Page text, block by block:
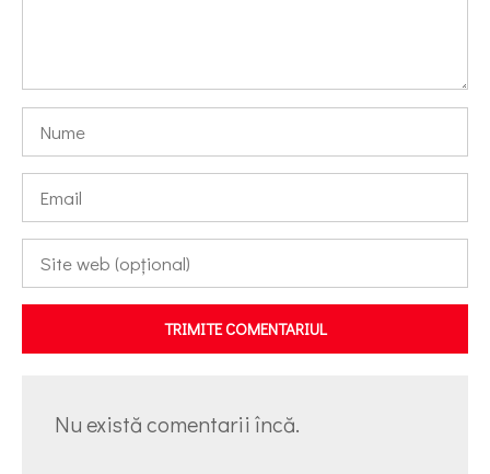
TRIMITE COMENTARIUL
Nu există comentarii încă.